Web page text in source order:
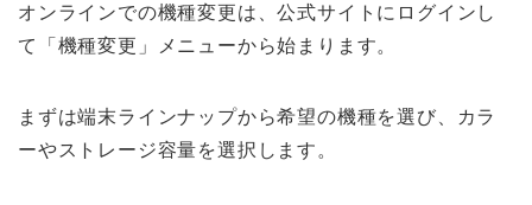
オンラインでの機種変更は、公式サイトにログインし
て「機種変更」メニューから始まります。
まずは端末ラインナップから希望の機種を選び、カラ
ーやストレージ容量を選択します。